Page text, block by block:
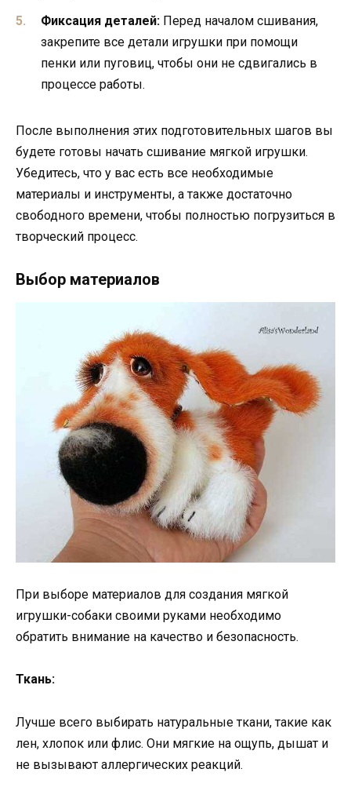
Фиксация деталей: Перед началом сшивания,
закрепите все детали игрушки при помощи
пенки или пуговиц, чтобы они не сдвигались в
процессе работы.
После выполнения этих подготовительных шагов вы
будете готовы начать сшивание мягкой игрушки.
Убедитесь, что у вас есть все необходимые
материалы и инструменты, а также достаточно
свободного времени, чтобы полностью погрузиться в
творческий процесс.
Выбор материалов
При выборе материалов для создания мягкой
игрушки-собаки своими руками необходимо
обратить внимание на качество и безопасность.
Ткань:
Лучше всего выбирать натуральные ткани, такие как
лен, хлопок или флис. Они мягкие на ощупь, дышат и
не вызывают аллергических реакций.